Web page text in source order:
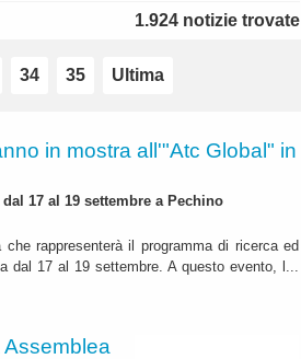
1.924 notizie trovate
34 35 Ultima
in mostra all'"Atc Global" in
17 al 19 settembre a Pechino
rappresenterà il programma di ricerca ed
17 al 19 settembre. A questo evento, l...